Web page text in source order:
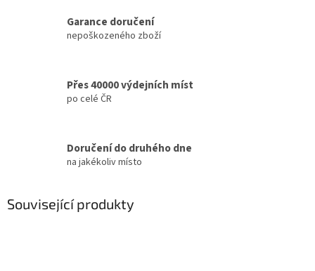
Garance doručení
nepoškozeného zboží
Přes 40000 výdejních míst
po celé ČR
Doručení do druhého dne
na jakékoliv místo
Související produkty